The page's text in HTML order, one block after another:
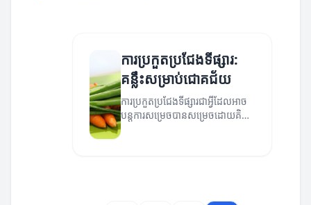
ការប្រកួតប្រជែងទីផ្សារ:
គន្លឹះសម្រាប់ជោគជ័យ
ការប្រកួតប្រជែងទីផ្សារជាអ្វីដែលអាច
បន្តការសម្រេចបានសម្រេចដោយគិតពី
វិធីសាស្ត្រទៅកាន់ការប្រកួតប្រជែង។